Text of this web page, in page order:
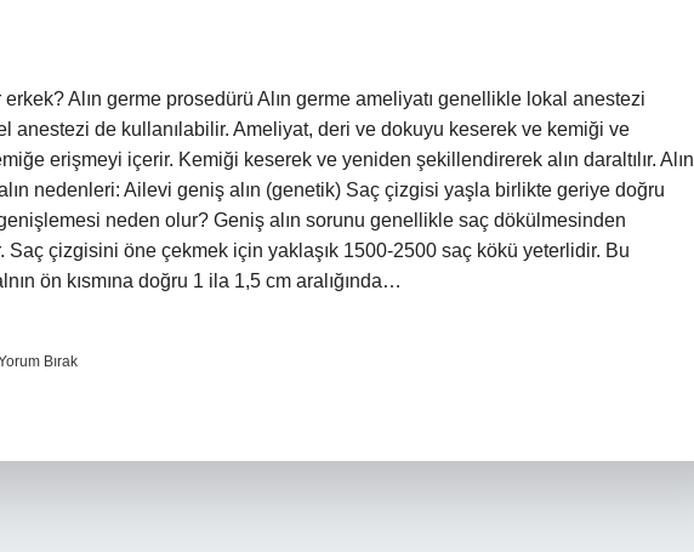
erkek? Alın germe prosedürü Alın germe ameliyatı genellikle lokal anestezi
anestezi de kullanılabilir. Ameliyat, deri ve dokuyu keserek ve kemiği ve
erişmeyi içerir. Kemiği keserek ve yeniden şekillendirerek alın daraltılır. Alın
alın nedenleri: Ailevi geniş alın (genetik) Saç çizgisi yaşla birlikte geriye doğru
neden olur? Geniş alın sorunu genellikle saç dökülmesinden
Saç çizgisini öne çekmek için yaklaşık 1500-2500 saç kökü yeterlidir. Bu
ön kısmına doğru 1 ila 1,5 cm aralığında…
Bırak